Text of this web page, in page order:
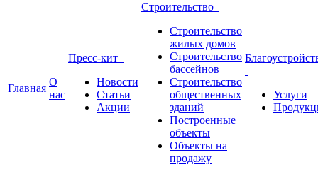
Главная
О
нас
Пресс-кит
Новости
Статьи
Акции
Строительство
Строительство
жилых домов
Строительство
бассейнов
Строительство
общественных
зданий
Построенные
объекты
Объекты на
продажу
Услуги